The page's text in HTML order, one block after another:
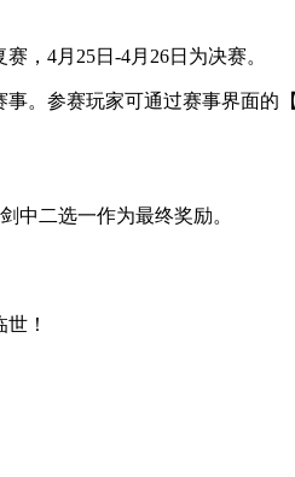
，4月25日-4月26日为决赛。
。参赛玩家可通过赛事界面的
中二选一作为最终奖励。
！